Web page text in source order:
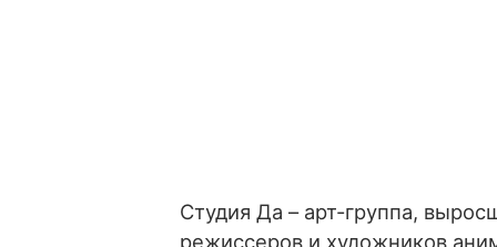
Студия Да – арт-группа,
режиссеров и художников